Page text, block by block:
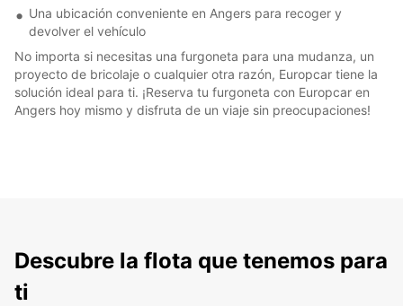
Una ubicación conveniente en Angers para recoger y
devolver el vehículo
No importa si necesitas una furgoneta para una mudanza, un
proyecto de bricolaje o cualquier otra razón, Europcar tiene la
solución ideal para ti. ¡Reserva tu furgoneta con Europcar en
Angers hoy mismo y disfruta de un viaje sin preocupaciones!
Descubre la flota que tenemos para
ti